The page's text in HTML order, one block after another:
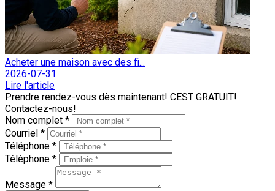
Acheter une maison avec des fi...
2026-07-31
Lire l'article
Prendre rendez-vous dès maintenant! CEST GRATUIT!
Contactez-nous!
Nom complet *
Courriel *
Téléphone *
Téléphone *
Message *